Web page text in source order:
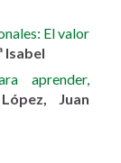
El valor
Isabel
aprender,
Juan